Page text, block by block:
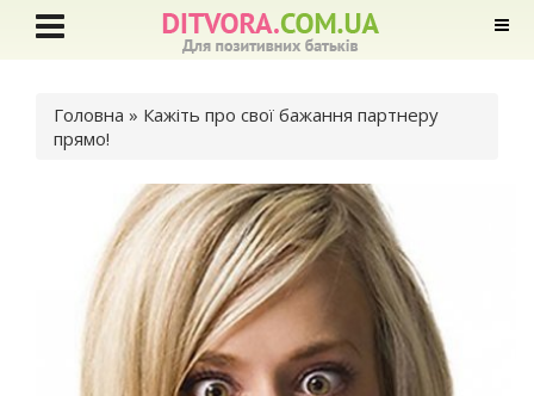
Ви є тут
Головна » Кажіть про свої бажання партнеру
прямо!